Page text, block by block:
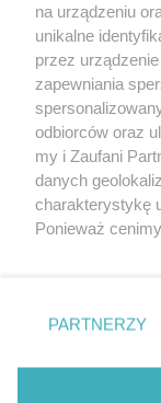
O FIRMIE
REKLAMA
Aktualności
Tcz24
Historia
na urządzeniu
unikalne
przez
zapewniania
odbiorców oraz
my i Zaufani
danych
charakterystykę
Ponieważ
znajdujący się
PARTNERZY